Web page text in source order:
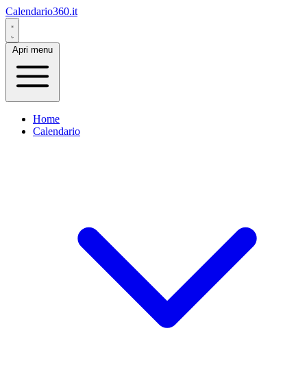
Calendario360.it
Apri menu
Home
Calendario